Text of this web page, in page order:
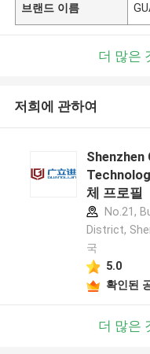
브랜드 이름
더 많은
저희에 관하여
Shenzhen
체 프로필
No.21,
District,
국
5.0
확인된
더 많은